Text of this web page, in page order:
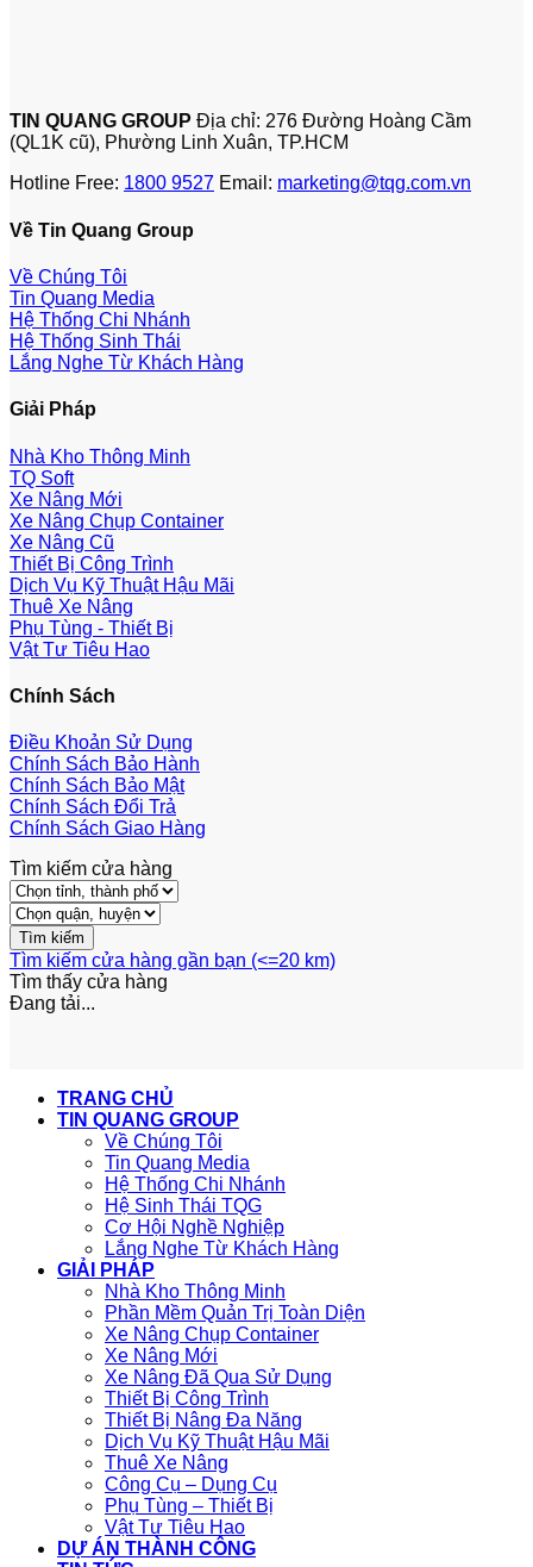
TIN QUANG GROUP Địa chỉ: 276 Đường Hoàng Cầm
(QL1K cũ), Phường Linh Xuân, TP.HCM
Hotline Free: 1800 9527 Email: marketing@tqg.com.vn
Về Tin Quang Group
Về Chúng Tôi
Tin Quang Media
Hệ Thống Chi Nhánh
Hệ Thống Sinh Thái
Lắng Nghe Từ Khách Hàng
Giải Pháp
Nhà Kho Thông Minh
TQ Soft
Xe Nâng Mới
Xe Nâng Chụp Container
Xe Nâng Cũ
Thiết Bị Công Trình
Dịch Vụ Kỹ Thuật Hậu Mãi
Thuê Xe Nâng
Phụ Tùng - Thiết Bị
Vật Tư Tiêu Hao
Chính Sách
Điều Khoản Sử Dụng
Chính Sách Bảo Hành
Chính Sách Bảo Mật
Chính Sách Đổi Trả
Chính Sách Giao Hàng
Tìm kiếm cửa hàng
Tìm kiếm cửa hàng gần bạn (<=20 km)
Tìm thấy cửa hàng
Đang tải...
TRANG CHỦ
TIN QUANG GROUP
Về Chúng Tôi
Tin Quang Media
Hệ Thống Chi Nhánh
Hệ Sinh Thái TQG
Cơ Hội Nghề Nghiệp
Lắng Nghe Từ Khách Hàng
GIẢI PHÁP
Nhà Kho Thông Minh
Phần Mềm Quản Trị Toàn Diện
Xe Nâng Chụp Container
Xe Nâng Mới
Xe Nâng Đã Qua Sử Dụng
Thiết Bị Công Trình
Thiết Bị Nâng Đa Năng
Dịch Vụ Kỹ Thuật Hậu Mãi
Thuê Xe Nâng
Công Cụ – Dụng Cụ
Phụ Tùng – Thiết Bị
Vật Tư Tiêu Hao
DỰ ÁN THÀNH CÔNG